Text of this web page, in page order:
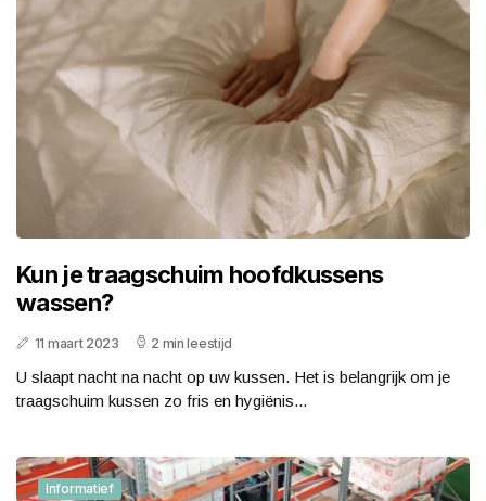
Kun je traagschuim hoofdkussens
wassen?
11 maart 2023 2 min leestijd
U slaapt nacht na nacht op uw kussen. Het is belangrijk om je
traagschuim kussen zo fris en hygiënis...
Informatief